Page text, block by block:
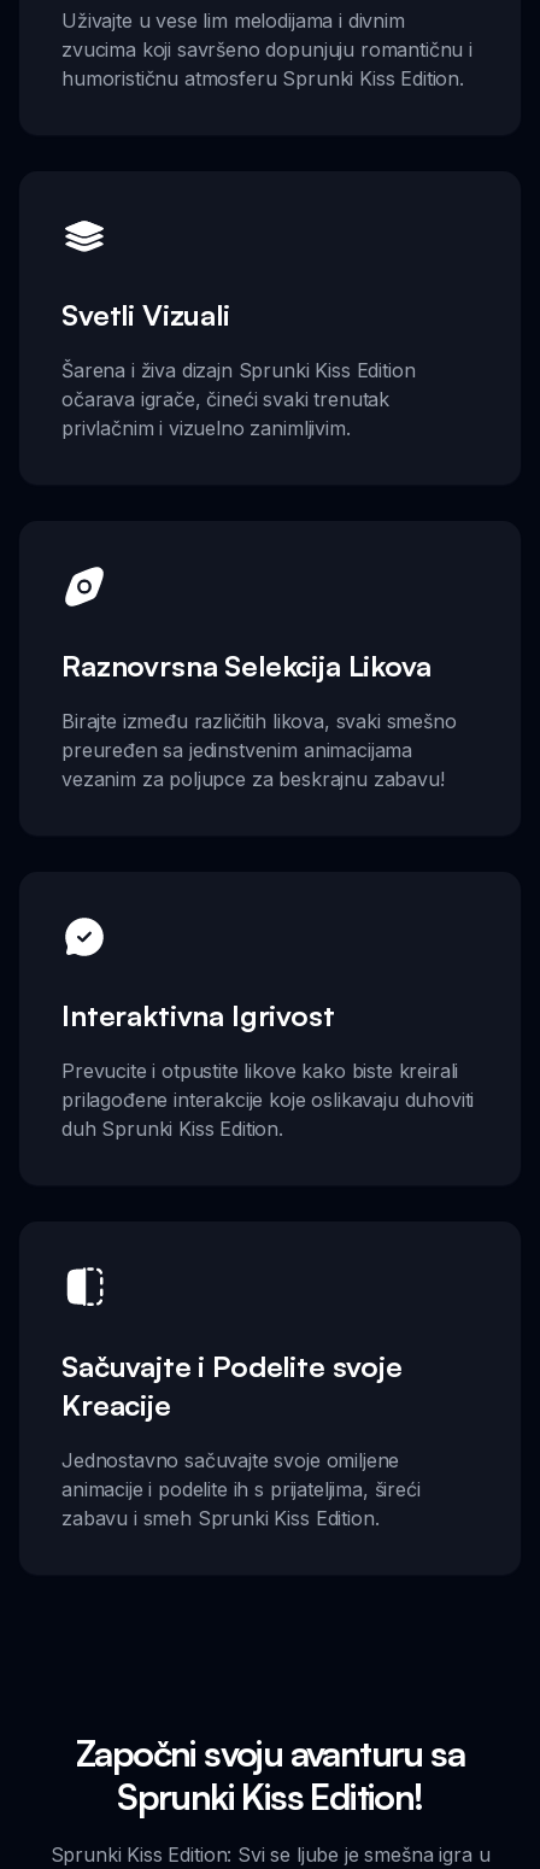
Uživajte u vese lim melodijama i divnim
zvucima koji savršeno dopunjuju romantičnu i
humorističnu atmosferu Sprunki Kiss Edition.
Svetli Vizuali
Šarena i živa dizajn Sprunki Kiss Edition
očarava igrače, čineći svaki trenutak
privlačnim i vizuelno zanimljivim.
Raznovrsna Selekcija Likova
Birajte između različitih likova, svaki smešno
preuređen sa jedinstvenim animacijama
vezanim za poljupce za beskrajnu zabavu!
Interaktivna Igrivost
Prevucite i otpustite likove kako biste kreirali
prilagođene interakcije koje oslikavaju duhoviti
duh Sprunki Kiss Edition.
Sačuvajte i Podelite svoje
Kreacije
Jednostavno sačuvajte svoje omiljene
animacije i podelite ih s prijateljima, šireći
zabavu i smeh Sprunki Kiss Edition.
Započni svoju avanturu sa
Sprunki Kiss Edition!
Sprunki Kiss Edition: Svi se ljube je smešna igra u